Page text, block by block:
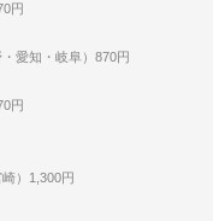
円
愛知・岐阜）870円
円
）1,300円